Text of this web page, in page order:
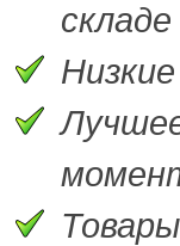
складе